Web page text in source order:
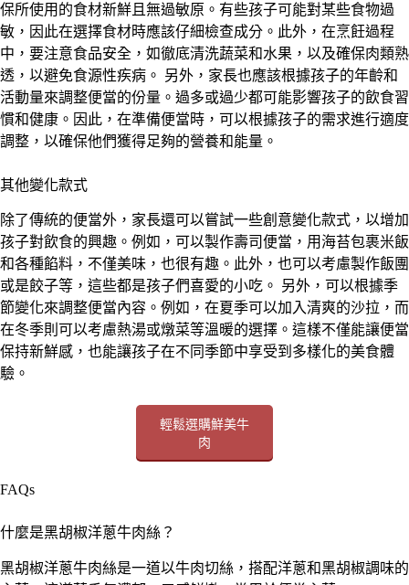
保所使用的食材新鮮且無過敏原。有些孩子可能對某些食物過
敏，因此在選擇食材時應該仔細檢查成分。此外，在烹飪過程
中，要注意食品安全，如徹底清洗蔬菜和水果，以及確保肉類熟
透，以避免食源性疾病。 另外，家長也應該根據孩子的年齡和
活動量來調整便當的份量。過多或過少都可能影響孩子的飲食習
慣和健康。因此，在準備便當時，可以根據孩子的需求進行適度
調整，以確保他們獲得足夠的營養和能量。
其他變化款式
除了傳統的便當外，家長還可以嘗試一些創意變化款式，以增加
孩子對飲食的興趣。例如，可以製作壽司便當，用海苔包裹米飯
和各種餡料，不僅美味，也很有趣。此外，也可以考慮製作飯團
或是餃子等，這些都是孩子們喜愛的小吃。 另外，可以根據季
節變化來調整便當內容。例如，在夏季可以加入清爽的沙拉，而
在冬季則可以考慮熱湯或燉菜等溫暖的選擇。這樣不僅能讓便當
保持新鮮感，也能讓孩子在不同季節中享受到多樣化的美食體
驗。
輕鬆選購鮮美牛
肉
FAQs
什麼是黑胡椒洋蔥牛肉絲？
黑胡椒洋蔥牛肉絲是一道以牛肉切絲，搭配洋蔥和黑胡椒調味的